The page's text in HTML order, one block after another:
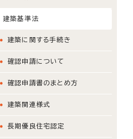
建築基準法
建築に関する手続き
確認申請について
確認申請書のまとめ方
建築関連様式
長期優良住宅認定